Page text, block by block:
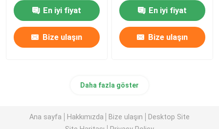
En iyi fiyat
Bize ulaşın
En iyi fiyat
Bize ulaşın
Daha fazla göster
Ana sayfa Hakkımızda Bize ulaşın
Desktop Site